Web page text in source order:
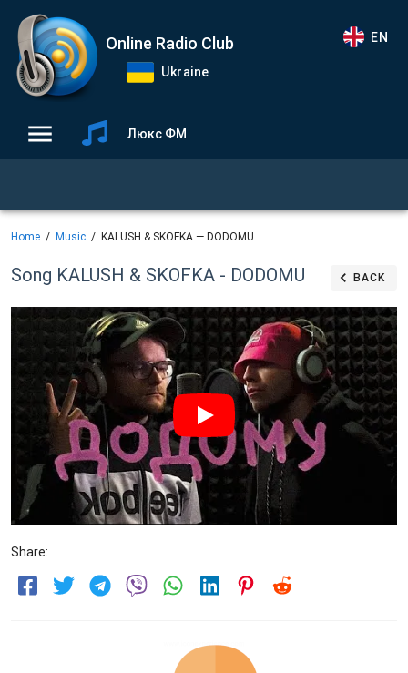
Online Radio Club
Ukraine
EN
Люкс ФМ
Home Music KALUSH & SKOFKA — DODOMU
Song KALUSH & SKOFKA - DODOMU BACK
Share: